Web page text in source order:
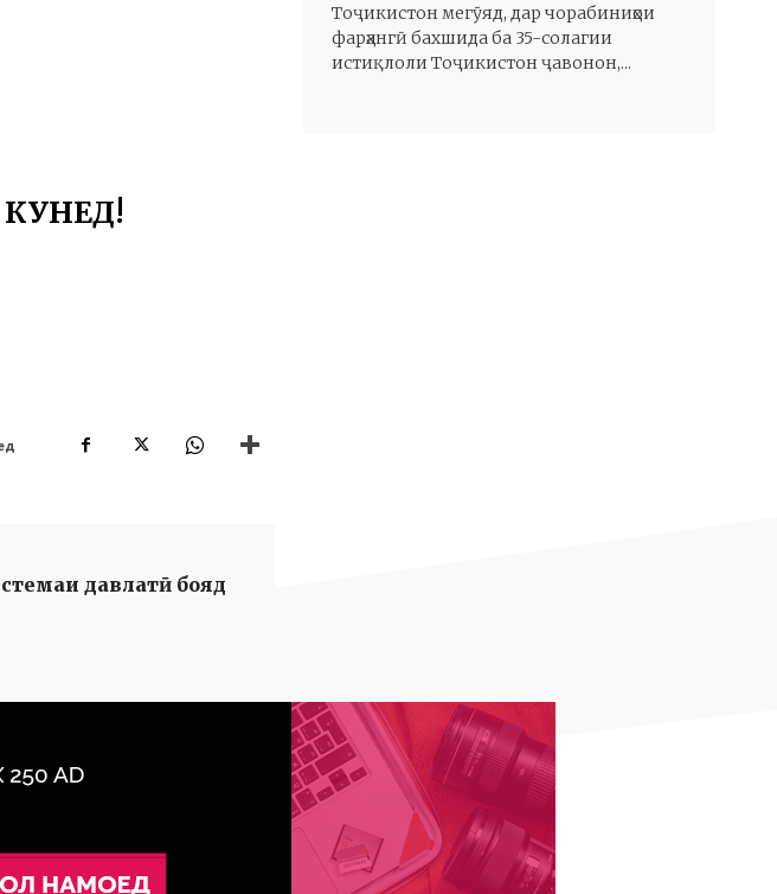
давлатӣ бояд
Тоҷикистон мегӯяд, дар чорабиниҳои
фарҳангӣ бахшида ба 35-солагии
истиқлоли Тоҷикистон ҷавонон,...